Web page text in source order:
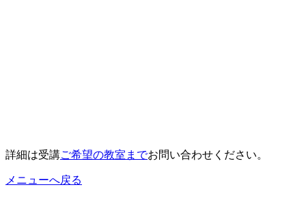
詳細は受講ご希望の教室までお問い合わせください。
メニューへ戻る